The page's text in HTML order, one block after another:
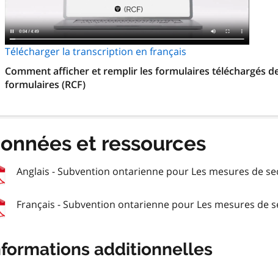
Télécharger la transcription en français
Comment afficher et remplir les formulaires téléchargés
formulaires (RCF)
et ressources
Anglais - Subvention ontarienne pour Les mesures de
Français - Subvention ontarienne pour Les mesures de
additionnelles